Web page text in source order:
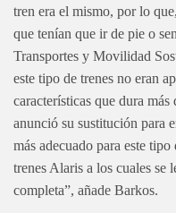
tren era el mismo, por lo
que tenían que ir de pie o
Transportes y Movilidad
este tipo de trenes no eran
características que dura
anunció su sustitución para
más adecuado para este
trenes Alaris a los cuales se
completa”, añade Barkos.